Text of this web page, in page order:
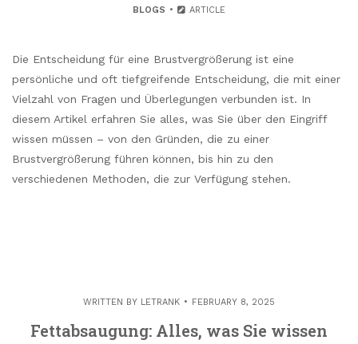
BLOGS ARTICLE
Die Entscheidung für eine Brustvergrößerung ist eine
persönliche und oft tiefgreifende Entscheidung, die mit einer
Vielzahl von Fragen und Überlegungen verbunden ist. In
diesem Artikel erfahren Sie alles, was Sie über den Eingriff
wissen müssen – von den Gründen, die zu einer
Brustvergrößerung führen können, bis hin zu den
verschiedenen Methoden, die zur Verfügung stehen.
WRITTEN BY LETRANK FEBRUARY 8, 2025
Fettabsaugung: Alles, was Sie wissen